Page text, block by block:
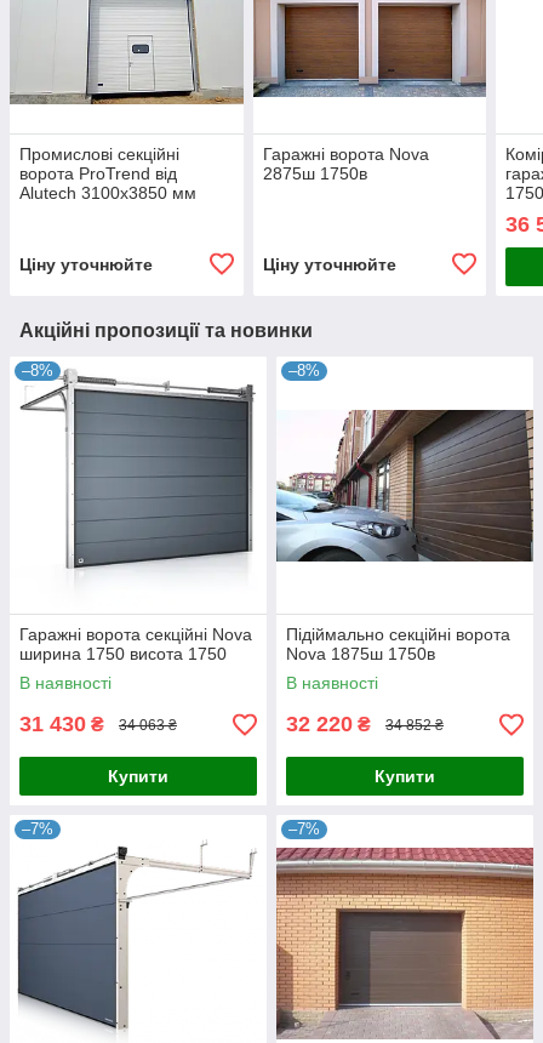
Промислові секційні
ворота ProTrend від
Alutech 3100х3850 мм
Ціну уточнюйте
Гаражні ворота Nova
2875ш 1750в
Ціну уточнюйте
36
Акційні пропозиції та новинки
–8%
Гаражні ворота секційні Nova
ширина 1750 висота 1750
В наявності
31 430 ₴ 34 063 ₴
Купити
–8%
Підіймально секційні ворота
Nova 1875ш 1750в
В наявності
32 220 ₴ 34 852 ₴
Купити
–7% –7%